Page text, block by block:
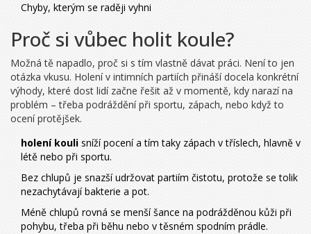
Chyby, kterým se raději vyhni
Proč si vůbec holit koule?
Možná tě napadlo, proč si s tím vlastně dávat práci. Není to jen
otázka vkusu. Holení v intimních partiích přináší docela konkrétní
výhody, které dost lidí začne řešit až v momentě, kdy narazí na
problém – třeba podráždění při sportu, zápach, nebo když to
ocení protějšek.
holení kouli sníží pocení a tím taky zápach v tříslech, hlavně v
létě nebo při sportu.
Bez chlupů je snazší udržovat partiím čistotu, protože se tolik
nezachytávají bakterie a pot.
Méně chlupů rovná se menší šance na podrážděnou kůži při
pohybu, třeba při běhu nebo v těsném spodním prádle.